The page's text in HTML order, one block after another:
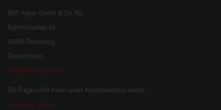
BAT Agrar GmbH & Co. KG
Bahnhofsallee 44
23909 Ratzeburg
Deutschland
info@bat-agrar.de
Bei Fragen hilft Ihnen unser Kundenservice weiter:
+49 4541 806 0